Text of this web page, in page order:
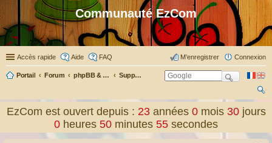
Communauté EzCom
Accès rapide Aide FAQ Connexion
M’enregistrer
Portail Forum phpBB & Co Support pour phpBB
ch
EzCom est ouvert depuis : 23 années0 mois30 jours
0 heures 50 minutes 55 secondes